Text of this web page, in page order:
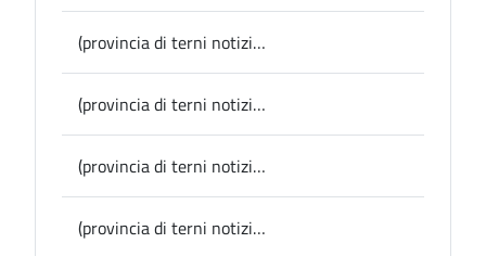
(provincia di terni notizie) Sport, domenica a Narni il Trofeo Gole del Nera di Podismo
(provincia di terni notizie) Provincia, giovedì si riunisce la Commissione Affari istituzionali, Bilancio e Personale
(provincia di terni notizie) Provincia, la Presidente Pernazza ha incontrato il Presidente della Ternana Calcio Guida
(provincia di terni notizie) Morte prof.ssa Federici, il cordoglio della Presidente Pernazza